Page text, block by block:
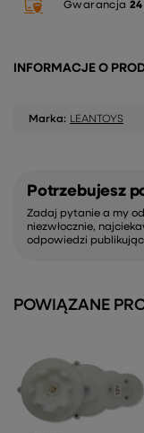
Gwarancja
INFORMACJE O
Marka: LEANTOYS
Potrzebujesz
Zadaj pytanie a my
niezwłocznie,
odpowiedzi
POWIĄZANE